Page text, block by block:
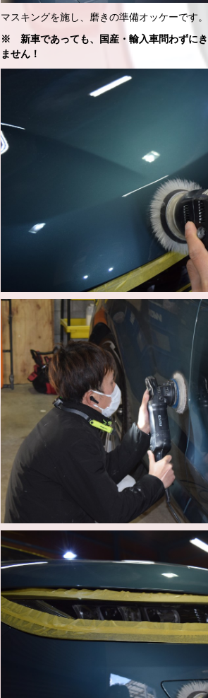
マスキングを施し、磨きの準備オッケーです。
※ 新車であっても、国産・輸入車問わずに
ません！